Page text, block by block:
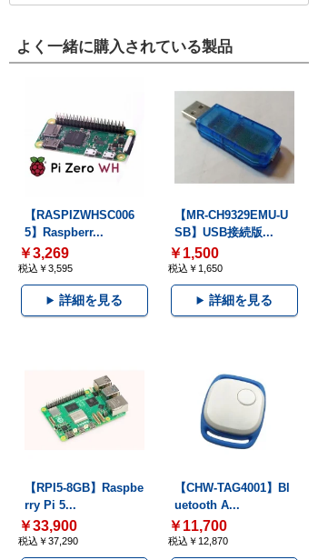
よく一緒に購入されている製品
【RASPIZWHSC006
5】Raspberr...
￥3,269
税込￥3,595
詳細を見る
【MR-CH9329EMU-U
SB】USB接続版...
￥1,500
税込￥1,650
詳細を見る
【RPI5-8GB】Raspbe
rry Pi 5...
￥33,900
税込￥37,290
【CHW-TAG4001】Bl
uetooth A...
￥11,700
税込￥12,870